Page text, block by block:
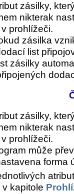
zásilky,
nikterak
prohlížeči.
zásilka
list
zásilky
zásilky,
nikterak
prohlížeči.
může
forma
kapitole